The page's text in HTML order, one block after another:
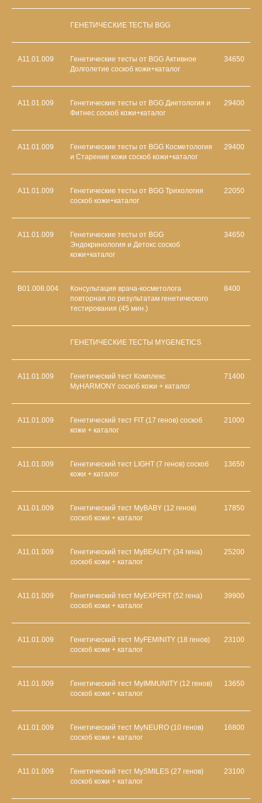
ГЕНЕТИЧЕСКИЕ ТЕСТЫ BGG
А11.01.009
Генетические тесты от BGG Активное
Долголетие соскоб кожи+каталог
34650
А11.01.009
Генетические тесты от BGG Диетология и
Фитнес соскоб кожи+каталог
29400
А11.01.009
Генетические тесты от BGG Косметология
и Старение кожи соскоб кожи+каталог
29400
А11.01.009
Генетические тесты от BGG Трихология
соскоб кожи+каталог
22050
А11.01.009
Генетические тесты от BGG
Эндокринология и Детокс соскоб
кожи+каталог
34650
В01.008.004
Консультация врача-косметолога
повторная по результатам генетического
тестирования (45 мин.)
8400
ГЕНЕТИЧЕСКИЕ ТЕСТЫ MYGENETICS
A11.01.009
Генетический тест Комплекс
MyHARMONY соскоб кожи + каталог
71400
А11.01.009
Генетический тест FIT (17 генов) соскоб
кожи + каталог
21000
А11.01.009
Генетический тест LIGHT (7 генов) соскоб
кожи + каталог
13650
А11.01.009
Генетический тест MyBABY (12 генов)
соскоб кожи + каталог
17850
А11.01.009
Генетический тест MyBEAUTY (34 гена)
соскоб кожи + каталог
25200
А11.01.009
Генетический тест MyEXPERT (52 гена)
соскоб кожи + каталог
39900
А11.01.009
Генетический тест MyFEMINITY (18 генов)
соскоб кожи + каталог
23100
А11.01.009
Генетический тест MyIMMUNITY (12 генов)
соскоб кожи + каталог
13650
А11.01.009
Генетический тест MyNEURO (10 генов)
соскоб кожи + каталог
16800
А11.01.009
Генетический тест MySMILES (27 генов)
соскоб кожи + каталог
23100